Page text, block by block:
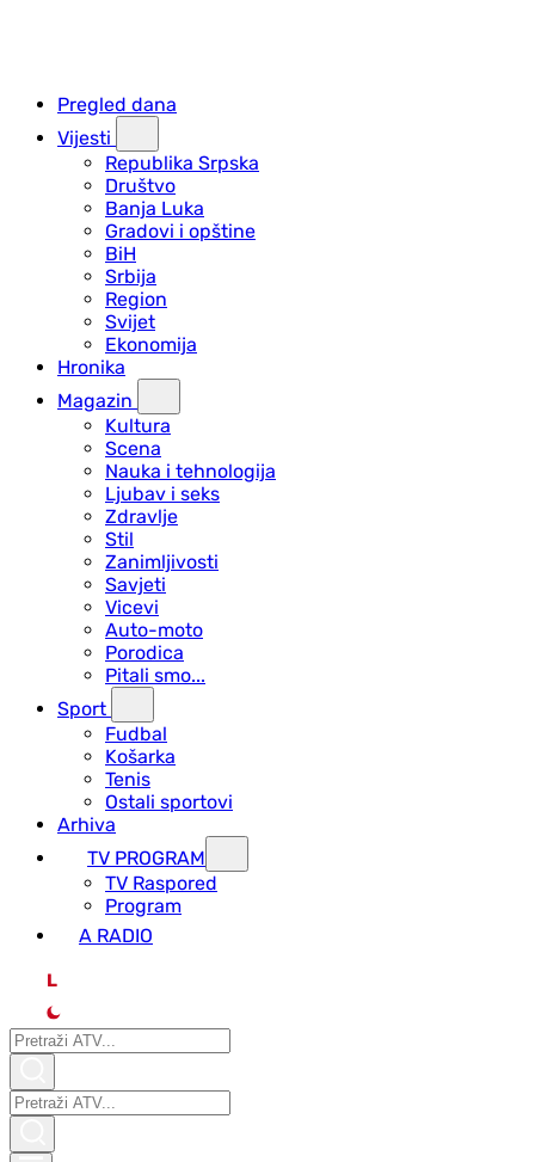
Pregled dana
Vijesti
Republika Srpska
Društvo
Banja Luka
Gradovi i opštine
BiH
Srbija
Region
Svijet
Ekonomija
Hronika
Magazin
Kultura
Scena
Nauka i tehnologija
Ljubav i seks
Zdravlje
Stil
Zanimljivosti
Savjeti
Vicevi
Auto-moto
Porodica
Pitali smo...
Sport
Fudbal
Košarka
Tenis
Ostali sportovi
Arhiva
TV PROGRAM
ТV Raspored
Program
A RADIO
L